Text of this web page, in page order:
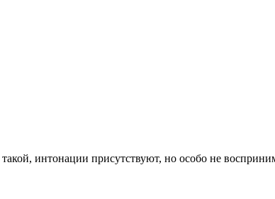
интонации присутствуют, но особо не